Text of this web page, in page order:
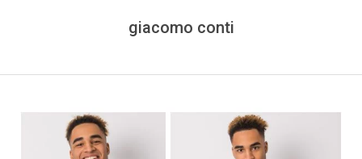
giacomo conti